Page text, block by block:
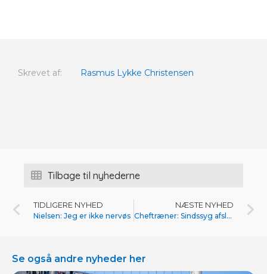
Skrevet af: Rasmus Lykke Christensen
Tilbage til nyhederne
TIDLIGERE NYHED
Nielsen: Jeg er ikke nervøs
NÆSTE NYHED
Cheftræner: Sindssyg afslutning på kvalifikationsspil
Se også andre nyheder her